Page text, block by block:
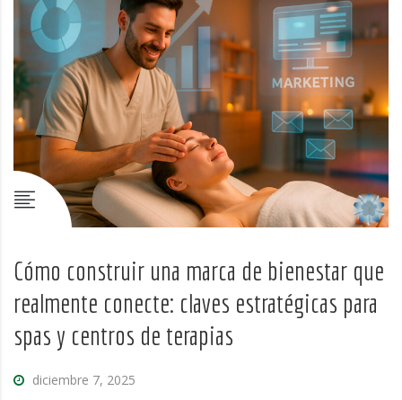
Cómo construir una marca de bienestar que
realmente conecte: claves estratégicas para
spas y centros de terapias
diciembre 7, 2025